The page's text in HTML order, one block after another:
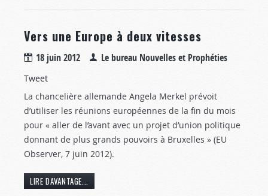
Vers une Europe à deux vitesses
18 juin 2012 Le bureau Nouvelles et Prophéties
Tweet
La chancelière allemande Angela Merkel prévoit
d’utiliser les réunions européennes de la fin du mois
pour « aller de l’avant avec un projet d’union politique
donnant de plus grands pouvoirs à Bruxelles » (EU
Observer, 7 juin 2012).
LIRE DAVANTAGE...